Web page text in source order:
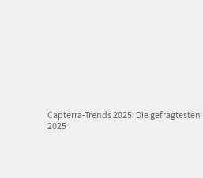
Capterra-Trends 2025: Die
2025